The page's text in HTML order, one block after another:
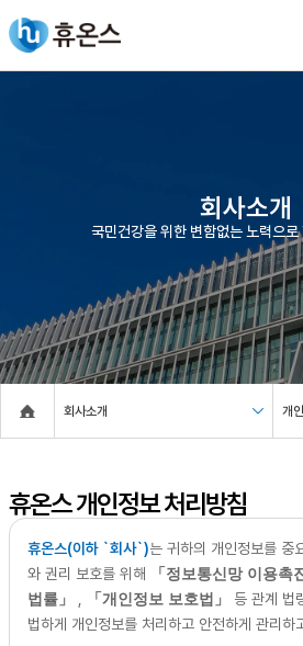
회사소개
국민건강을 위한 변함없는 노력으
회사소개 개
휴온스 개인정보 처리방침
휴온스(이하 `회사`)는 귀하의 개인정보를 중
와 권리 보호를 위해
「정보통신망 이용
법률」
「개인정보 보호법」 등 관계 법
법하게 개인정보를 처리하고 안전하게 관리하